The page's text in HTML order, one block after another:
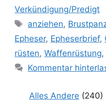
Verkündigung/Predigt
Schlagwörter
anziehen,
Epheser, Epheserbrief,
rüsten, Waffenrüstung,
Kommentar
Alles Andere (240)